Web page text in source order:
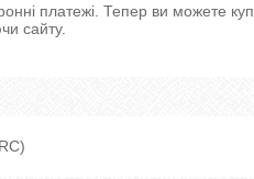
платежі. Тепер ви можете
сайту.